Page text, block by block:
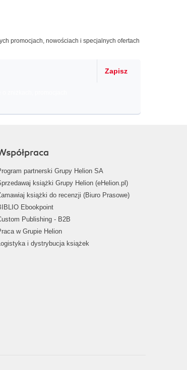
promocjach, nowościach i specjalnych ofertach
Zapisz
partnerski Grupy Helion SA
książki Grupy Helion (eHelion.pl)
książki do recenzji (Biuro Prasowe)
Ebookpoint
Publishing - B2B
w Grupie Helion
i dystrybucja książek